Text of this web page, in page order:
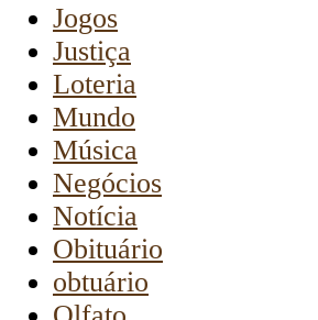
Jogos
Justiça
Loteria
Mundo
Música
Negócios
Notícia
Obituário
obtuário